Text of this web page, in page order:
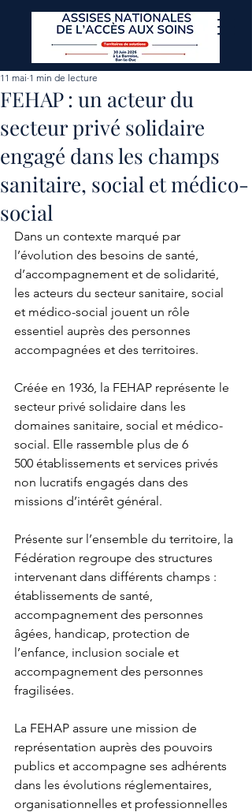
FEHAP : un acteur du
secteur privé solidaire
engagé dans les champs
sanitaire, social et médico-
social
11 mai 1 min de lecture
Dans un contexte marqué par
l’évolution des besoins de santé,
d’accompagnement et de solidarité,
les acteurs du secteur sanitaire, social
et médico-social jouent un rôle
essentiel auprès des personnes
accompagnées et des territoires.
Créée en 1936, la FEHAP représente le
secteur privé solidaire dans les
domaines sanitaire, social et médico-
social. Elle rassemble plus de 6
500 établissements et services privés
non lucratifs engagés dans des
missions d’intérêt général.
Présente sur l’ensemble du territoire, la
Fédération regroupe des structures
intervenant dans différents champs :
établissements de santé,
accompagnement des personnes
âgées, handicap, protection de
l’enfance, inclusion sociale et
accompagnement des personnes
fragilisées.
La FEHAP assure une mission de
représentation auprès des pouvoirs
publics et accompagne ses adhérents
dans les évolutions réglementaires,
organisationnelles et professionnelles